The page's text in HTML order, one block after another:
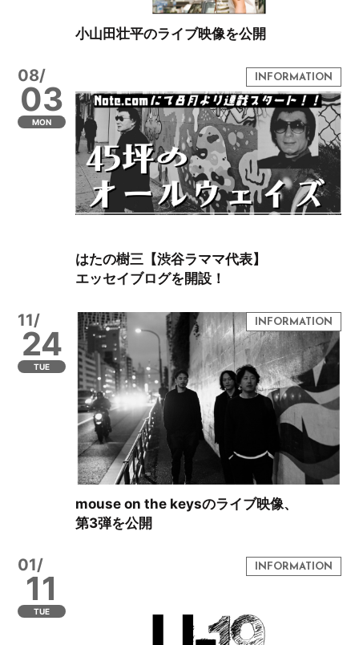
小山田壮平のライブ映像を公開
08/
03
MON
はたの樹三【渋谷ラママ代表】
エッセイブログを開設！
11/
24
TUE
mouse on the keysのライブ映像、
第3弾を公開
01/
11
TUE